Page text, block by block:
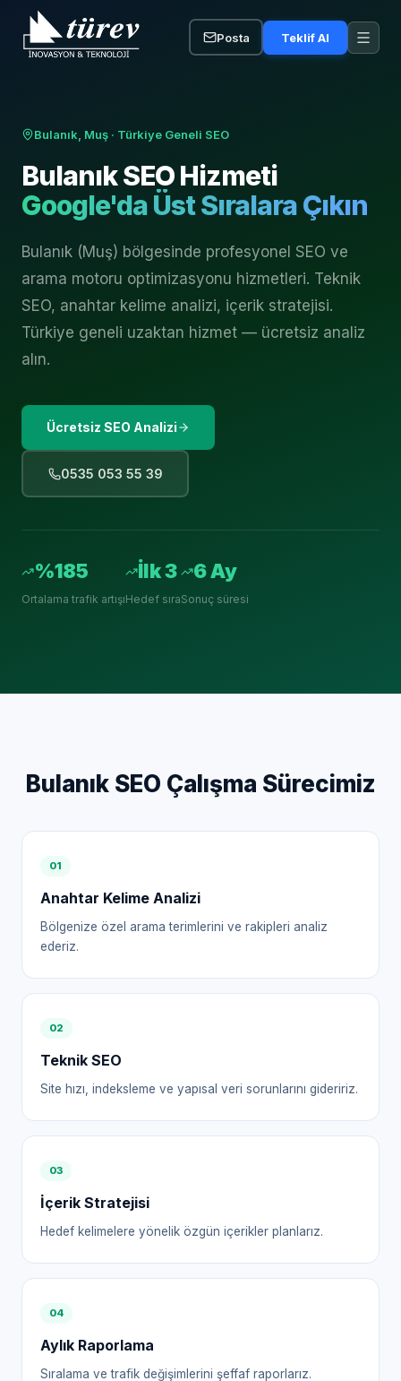
Posta Teklif Al
Bulanık, Muş · Türkiye Geneli SEO
BulanıkSEO Hizmeti
Google'da Üst Sıralara Çıkın
Bulanık (Muş) bölgesinde profesyonel SEO ve
arama motoru optimizasyonu hizmetleri. Teknik
SEO, anahtar kelime analizi, içerik stratejisi.
Türkiye geneli uzaktan hizmet — ücretsiz analiz
alın.
Ücretsiz SEO Analizi
0535 053 55 39
%185
Ortalama trafik artışı
İlk 3
Hedef sıra
6 Ay
Sonuç süresi
BulanıkSEO Çalışma Sürecimiz
01
Anahtar Kelime Analizi
Bölgenize özel arama terimlerini ve rakipleri analiz
ederiz.
02
Teknik SEO
Site hızı, indeksleme ve yapısal veri sorunlarını gideririz.
03
İçerik Stratejisi
Hedef kelimelere yönelik özgün içerikler planlarız.
04
Aylık Raporlama
Sıralama ve trafik değişimlerini şeffaf raporlarız.